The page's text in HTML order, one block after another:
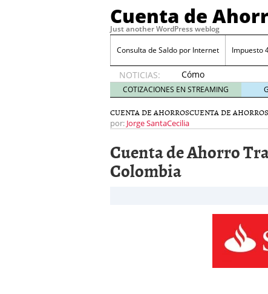
Cuenta de
Just another WordPress weblog
Consulta de Saldo por Internet Impuesto
NOTICIAS:
Cómo
automatizar
el ahorro
desde tu
cuenta
octubre
31, 2024
Cómo automatizar el
COTIZACIONES EN STREAMING
CUENTA DE AHORROSCUENTA DE
por: Jorge SantaCecilia
Cuenta de Ahorro
Colombia